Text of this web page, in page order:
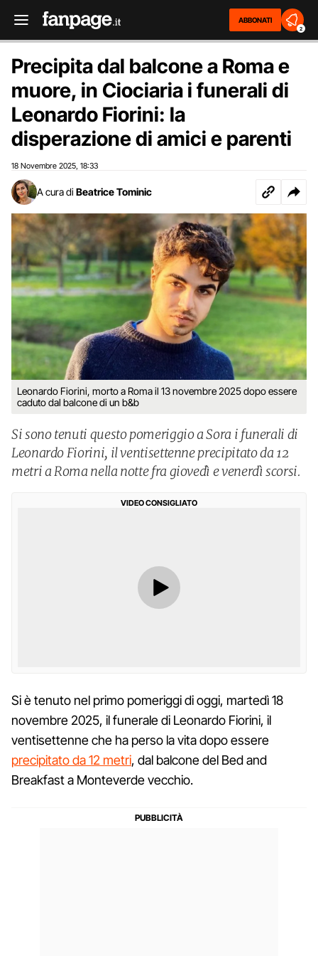
ABBONATI
2
Precipita dal balcone a Roma e
muore, in Ciociaria i funerali di
Leonardo Fiorini: la
disperazione di amici e parenti
18 Novembre 2025 18:33
A cura di Beatrice Tominic
Leonardo Fiorini, morto a Roma il 13 novembre 2025 dopo essere
caduto dal balcone di un b&b
Si sono tenuti questo pomeriggio a Sora i funerali di
Leonardo Fiorini, il ventisettenne precipitato da 12
metri a Roma nella notte fra giovedì e venerdì scorsi.
VIDEO CONSIGLIATO
Si è tenuto nel primo pomeriggi di oggi, martedì 18
novembre 2025, il funerale di Leonardo Fiorini, il
ventisettenne che ha perso la vita dopo essere
precipitato da 12 metri, dal balcone del Bed and
Breakfast a Monteverde vecchio.